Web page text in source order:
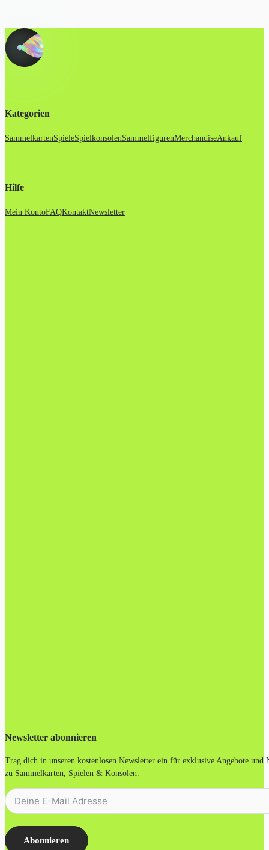
Kategorien
SammelkartenSpieleSpielkonsolenSammelfigurenMerchandiseAnkauf
Hilfe
Mein KontoFAQKontaktNewsletter
Newsletter abonnieren
Trag dich in unseren kostenlosen Newsletter ein für exklusive Angebote und
zu Sammelkarten, Spielen & Konsolen.
Abonnieren